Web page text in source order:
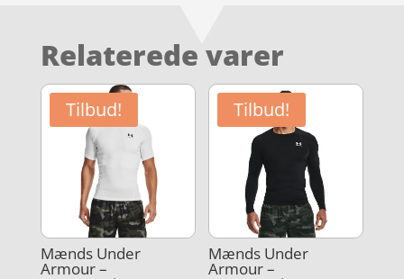
Relaterede varer
Tilbud!
Mænds Under
Armour –
Tilbud!
Mænds Under
Armour –